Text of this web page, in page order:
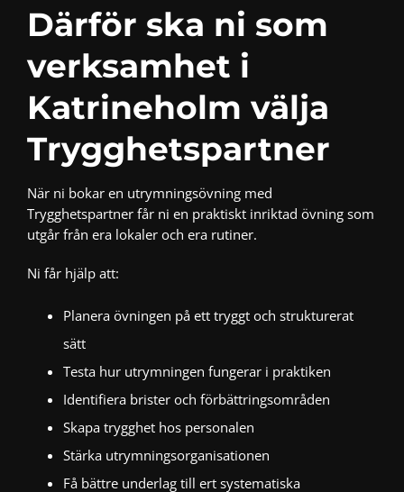
Därför ska ni som
verksamhet i
Katrineholm välja
Trygghetspartner
När ni bokar en utrymningsövning med
Trygghetspartner får ni en praktiskt inriktad övning som
utgår från era lokaler och era rutiner.
Ni får hjälp att:
Planera övningen på ett tryggt och strukturerat
sätt
Testa hur utrymningen fungerar i praktiken
Identifiera brister och förbättringsområden
Skapa trygghet hos personalen
Stärka utrymningsorganisationen
Få bättre underlag till ert systematiska